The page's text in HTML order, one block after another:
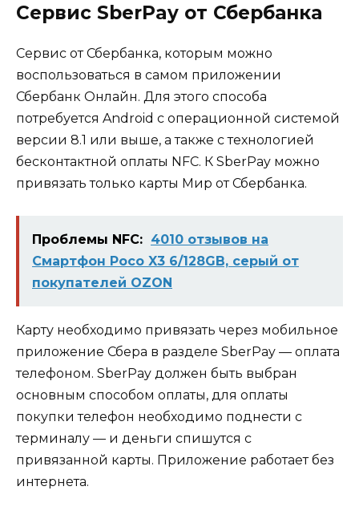
Сервис SberPay от Сбербанка
Сервис от Сбербанка, которым можно
воспользоваться в самом приложении
Сбербанк Онлайн. Для этого способа
потребуется Android с операционной системой
версии 8.1 или выше, а также с технологией
бесконтактной оплаты NFC. К SberPay можно
привязать только карты Мир от Сбербанка.
Проблемы NFC: 4010 отзывов на
Смартфон Poco X3 6/128GB, серый от
покупателей OZON
Карту необходимо привязать через мобильное
приложение Сбера в разделе SberPay — оплата
телефоном. SberPay должен быть выбран
основным способом оплаты, для оплаты
покупки телефон необходимо поднести с
терминалу — и деньги спишутся с
привязанной карты. Приложение работает без
интернета.